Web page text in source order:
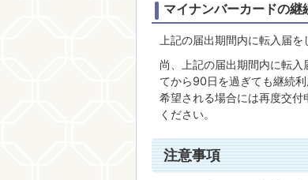
マイナンバーカードの継
上記の届出期間内に転入届
尚、上記の届出期間内に転
てから90日を過ぎても継続
希望される場合には再度交
ください。
注意事項